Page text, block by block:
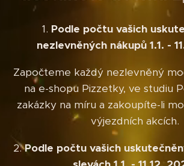
1. Podle počtu vašich
nezlevněných nákupů 1.1. -
Započteme každý nezlevněný
na e-shopu Pizzetky, ve studiu
zakázky na míru a zakoupíte-li
výjezdních akcích.
2.Podle počtu vašich